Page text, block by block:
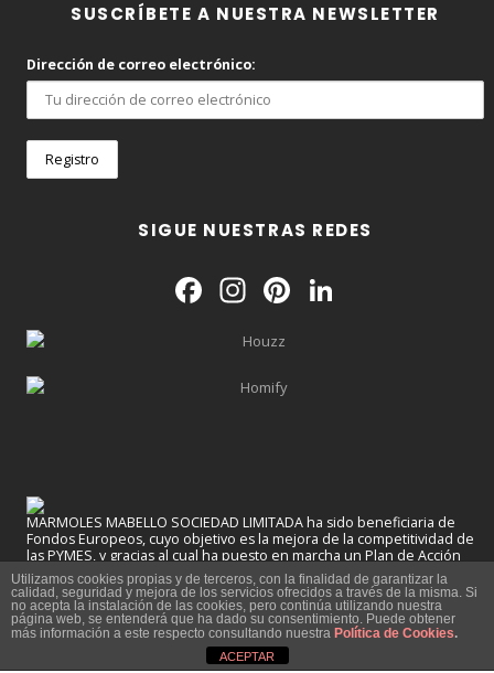
SUSCRÍBETE A NUESTRA NEWSLETTER
Dirección de correo electrónico:
SIGUE NUESTRAS REDES
FacebookInstagramPinterest
MARMOLES MABELLO SOCIEDAD LIMITADA ha sido beneficiaria de
Fondos Europeos, cuyo objetivo es la mejora de la competitividad de
las PYMES, y gracias al cual ha puesto en marcha un Plan de Acción
con el objetivo de impulsar el uso seguro y fiable del ciberespacio y la
competitividad de las pymes durante el año 2025. Para ello ha
contado con el apoyo del Programa Pyme Cibersegura de la Cámara
de Comercio de Valencia.
Utilizamos cookies propias y de terceros, con la finalidad de garantizar la
calidad, seguridad y mejora de los servicios ofrecidos a través de la misma. Si
no acepta la instalación de las cookies, pero continúa utilizando nuestra
página web, se entenderá que ha dado su consentimiento. Puede obtener
más información a este respecto consultando nuestra Política de Cookies.
ACEPTAR